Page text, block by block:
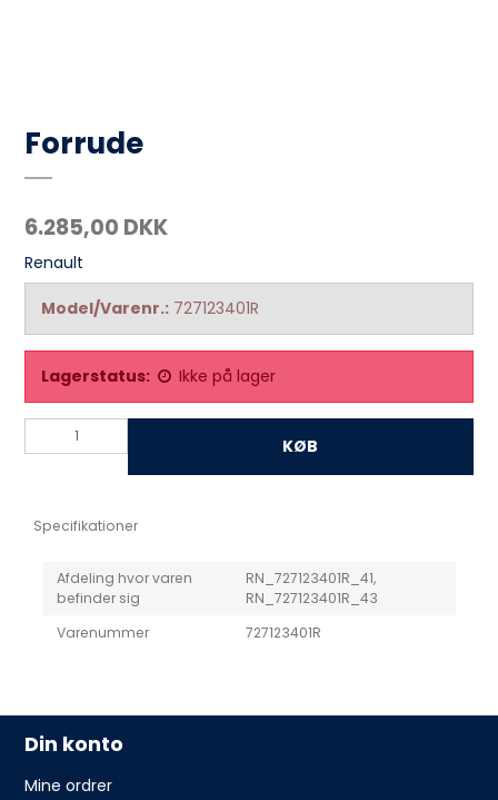
Forrude
6.285,00 DKK
Renault
Model/Varenr.: 727123401R
Lagerstatus: Ikke på lager
KØB
Specifikationer
Afdeling hvor varen
befinder sig
RN_727123401R_41,
RN_727123401R_43
Varenummer
727123401R
Din konto
Mine ordrer